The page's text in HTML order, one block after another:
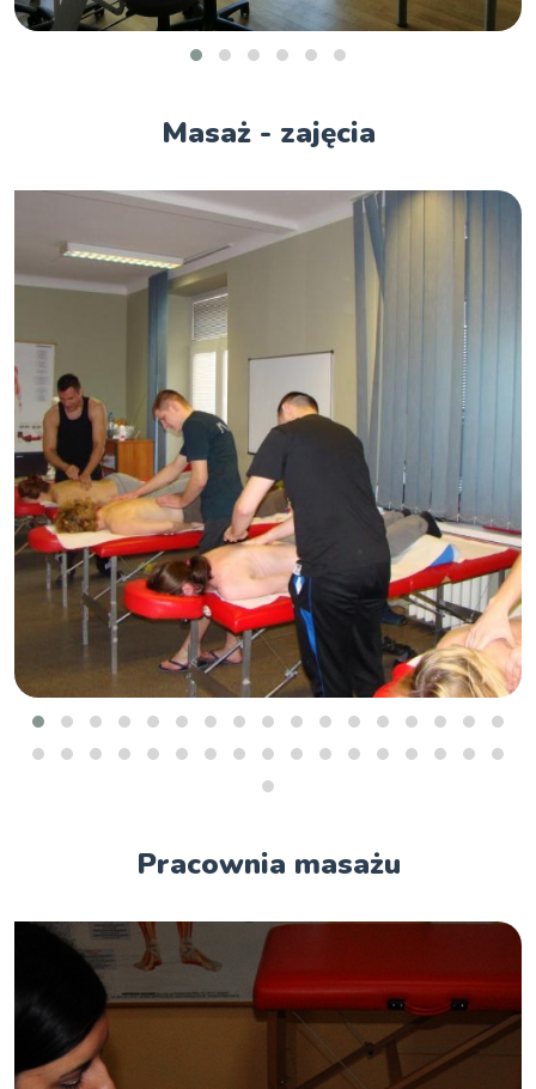
Masaż - zajęcia
Pracownia masażu